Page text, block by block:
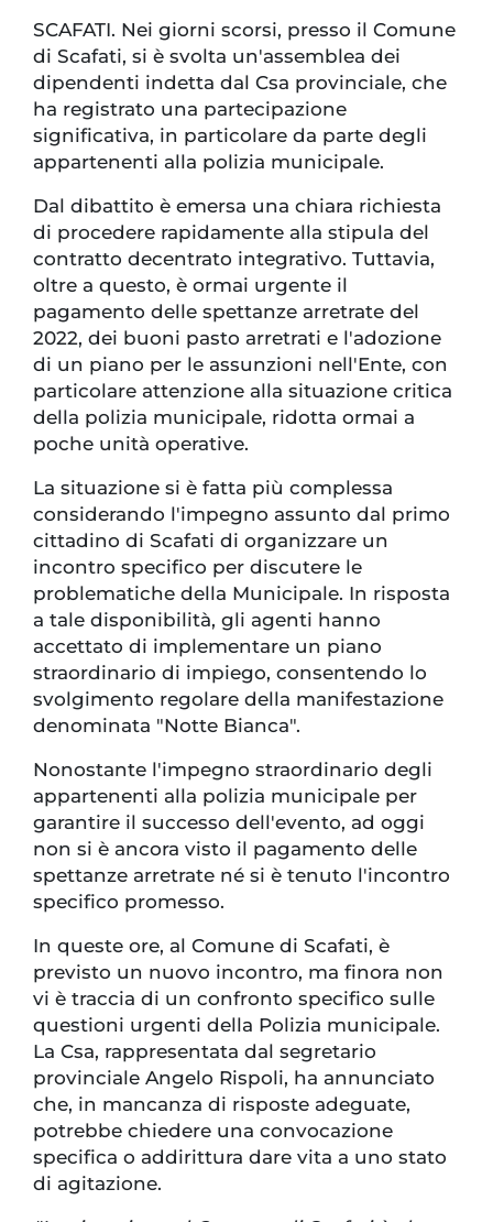
SCAFATI. Nei giorni scorsi, presso il Comune
di Scafati, si è svolta un'assemblea dei
dipendenti indetta dal Csa provinciale, che
ha registrato una partecipazione
significativa, in particolare da parte degli
appartenenti alla polizia municipale.
Dal dibattito è emersa una chiara richiesta
di procedere rapidamente alla stipula del
contratto decentrato integrativo. Tuttavia,
oltre a questo, è ormai urgente il
pagamento delle spettanze arretrate del
2022, dei buoni pasto arretrati e l'adozione
di un piano per le assunzioni nell'Ente, con
particolare attenzione alla situazione critica
della polizia municipale, ridotta ormai a
poche unità operative.
La situazione si è fatta più complessa
considerando l'impegno assunto dal primo
cittadino di Scafati di organizzare un
incontro specifico per discutere le
problematiche della Municipale. In risposta
a tale disponibilità, gli agenti hanno
accettato di implementare un piano
straordinario di impiego, consentendo lo
svolgimento regolare della manifestazione
denominata "Notte Bianca".
Nonostante l'impegno straordinario degli
appartenenti alla polizia municipale per
garantire il successo dell'evento, ad oggi
non si è ancora visto il pagamento delle
spettanze arretrate né si è tenuto l'incontro
specifico promesso.
In queste ore, al Comune di Scafati, è
previsto un nuovo incontro, ma finora non
vi è traccia di un confronto specifico sulle
questioni urgenti della Polizia municipale.
La Csa, rappresentata dal segretario
provinciale Angelo Rispoli, ha annunciato
che, in mancanza di risposte adeguate,
potrebbe chiedere una convocazione
specifica o addirittura dare vita a uno stato
di agitazione.